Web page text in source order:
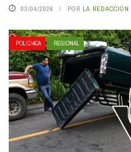
03/04/2026 POR LA REDACCIÓN
POLICIACA REGIONAL